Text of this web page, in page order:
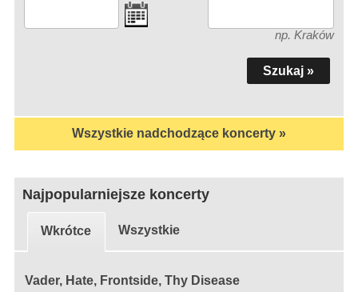
np. Kraków
Wszystkie nadchodzące koncerty »
Najpopularniejsze koncerty
Wkrótce Wszystkie
Vader, Hate, Frontside, Thy Disease